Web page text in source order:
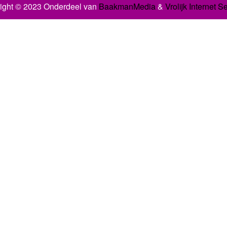
© 2023 Onderdeel van BaakmanMedia& Vrolijk Internet